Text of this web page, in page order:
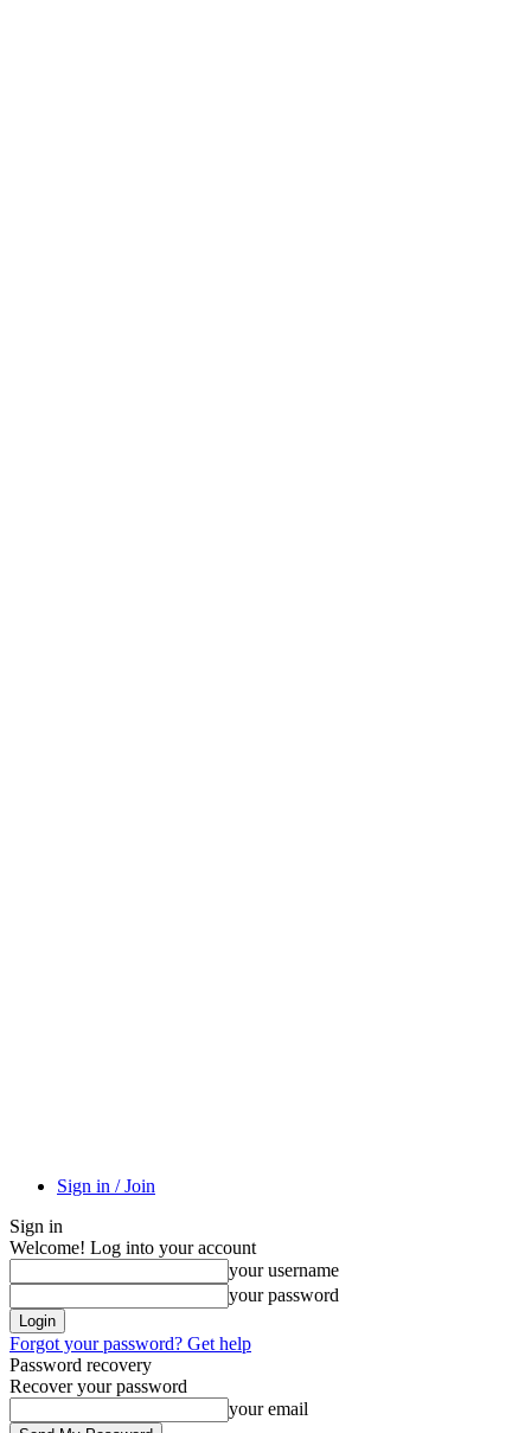
Sign in / Join
Sign in
Welcome! Log into your account
your username
your password
Forgot your password? Get help
Password recovery
Recover your password
your email